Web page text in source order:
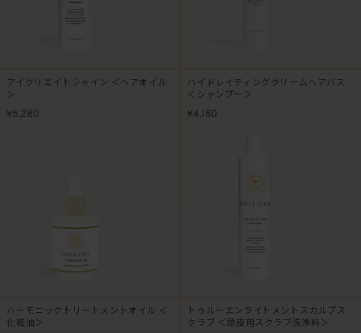
アイクリエイトシャイン ＜ヘアオイル
＞
¥5,280
ハイドレイティングクリームヘアバス
＜シャンプー＞
¥4,180
ハーモニックトリートメントオイル ＜
化粧油＞
トゥルーエンライトメントスカルプス
クラブ ＜頭皮用スクラブ洗浄料＞